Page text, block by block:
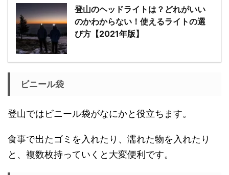
登山のヘッドライトは？どれがいい
のかわからない！使えるライトの選
び方【2021年版】
ビニール袋
登山ではビニール袋がなにかと役立ちます。
食事で出たゴミを入れたり、濡れた物を入れたり
と、複数枚持っていくと大変便利です。